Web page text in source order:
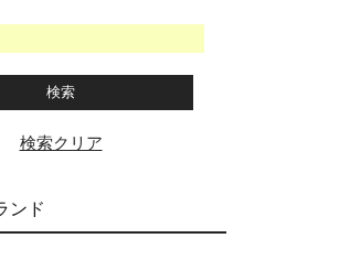
検索クリア
ンド